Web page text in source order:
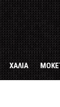
ΧΑΛΙΑ
to your